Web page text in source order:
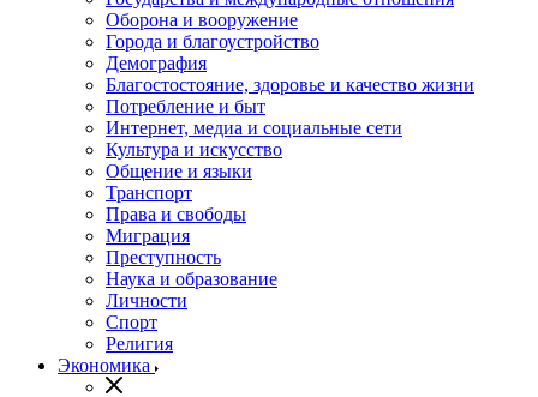
Оборона и вооружение
Города и благоустройство
Демография
Благостостояние, здоровье и качество жизни
Потребление и быт
Интернет, медиа и социальные сети
Культура и искусство
Общение и языки
Транспорт
Права и свободы
Миграция
Преступность
Наука и образование
Личности
Спорт
Религия
Экономика